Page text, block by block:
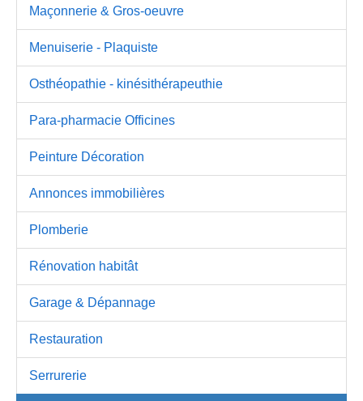
Maçonnerie & Gros-oeuvre
Menuiserie - Plaquiste
Osthéopathie - kinésithérapeuthie
Para-pharmacie Officines
Peinture Décoration
Annonces immobilières
Plomberie
Rénovation habitât
Garage & Dépannage
Restauration
Serrurerie